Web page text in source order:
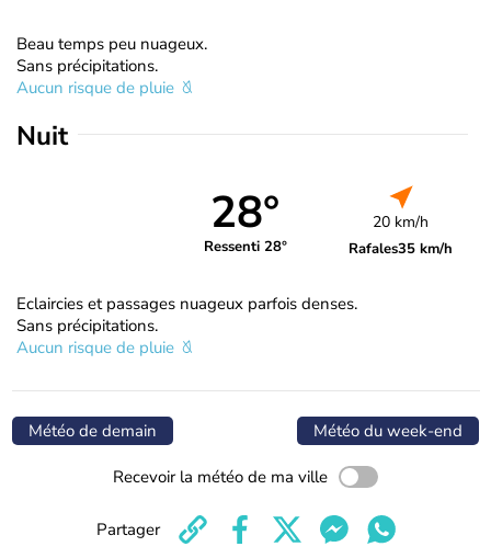
Beau temps peu nuageux.
Sans précipitations.
Aucun risque de pluie
Nuit
28°
Ressenti 28°
20 km/h
Rafales35 km/h
Eclaircies et passages nuageux parfois denses.
Sans précipitations.
Aucun risque de pluie
Météo de demain Météo du week-end
Recevoir la météo de ma ville
Partager